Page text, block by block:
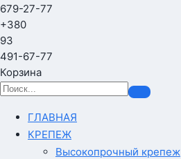
679-27-77
+380
93
491-67-77
Корзина
ГЛАВНАЯ
КРЕПЕЖ
Высокопрочный крепеж